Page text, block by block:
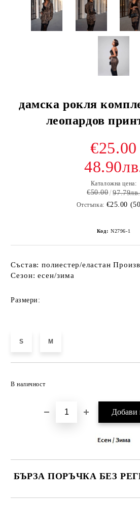
дамска рокля
леопардов
€25.00
Каталожна цена:
€50.00 97.79лв.
Отстъпка: €25.00
Код: N2796-1
Състав: полиестер/еластан
Сезон: есен/зима
Размери:
S M
В наличност
БЪРЗА ПОРЪЧКА БЕЗ